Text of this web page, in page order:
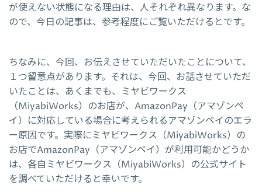
が使えない状態になる理由は、人それぞれ異なります。な
ので、今日の記事は、参考程度にご覧いただけるとです。
ちなみに、今回、お伝えさせていただいたことについて、
１つ留意点があります。それは、今回、お話させていただ
いたことは、あくまでも、ミヤビワークス
（MiyabiWorks）のお店が、AmazonPay（アマゾンペ
イ）に対応している場合に考えられるアマゾンペイのエラ
ー原因です。実際にミヤビワークス（MiyabiWorks）の
お店でAmazonPay（アマゾンペイ）が利用可能かどうか
は、各自ミヤビワークス（MiyabiWorks）の公式サイト
を調べていただけると幸いです。